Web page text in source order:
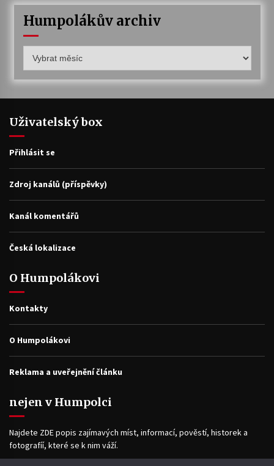
Humpolákův archiv
archiv
Uživatelský box
Přihlásit se
Zdroj kanálů (příspěvky)
Kanál komentářů
Česká lokalizace
O Humpolákovi
Kontakty
O Humpolákovi
Reklama a uveřejnění článku
nejen v Humpolci
Najdete ZDE popis zajímavých míst, informací, pověstí, historek a
fotografíí, které se k nim váží.